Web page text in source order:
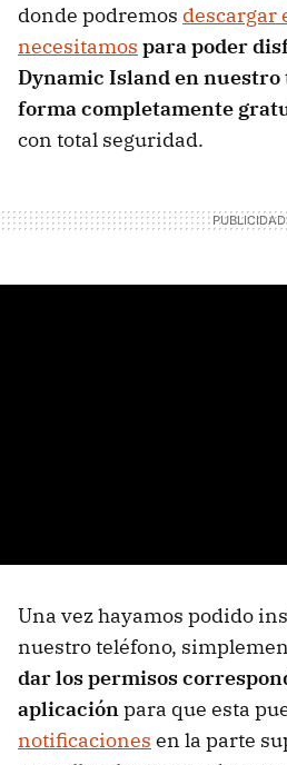
donde podremos descargar
necesitamos para poder
Dynamic Island en nuestro
forma completamente
con total seguridad.
Una vez hayamos podido
nuestro teléfono,
dar los permisos
aplicaciónpara que esta
notificaciones en la parte